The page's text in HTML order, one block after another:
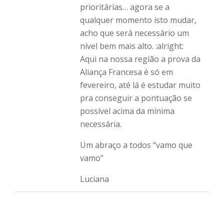
prioritárias… agora se a
qualquer momento isto mudar,
acho que será necessário um
nível bem mais alto. :alright:
Aqui na nossa região a prova da
Aliança Francesa é só em
fevereiro, até lá é estudar muito
pra conseguir a pontuação se
possível acima da mínima
necessária.
Um abraço a todos “vamo que
vamo”
Luciana